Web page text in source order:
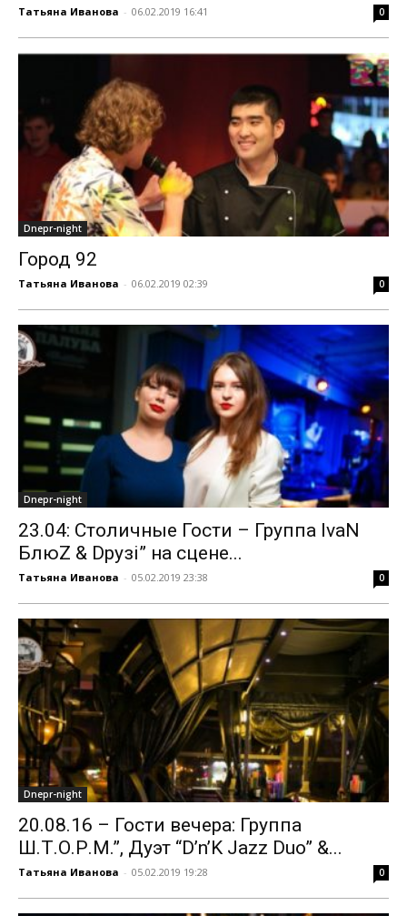
Татьяна Иванова - 06.02.2019 16:41 0
Dnepr-night
Город 92
Татьяна Иванова - 06.02.2019 02:39 0
Dnepr-night
23.04: Столичные Гости – Группа IvaN
БлюZ & Dрузі” на сцене...
Татьяна Иванова - 05.02.2019 23:38 0
Dnepr-night
20.08.16 – Гости вечера: Группа
Ш.Т.О.Р.М.”, Дуэт “D’n’K Jazz Duo” &...
Татьяна Иванова - 05.02.2019 19:28 0